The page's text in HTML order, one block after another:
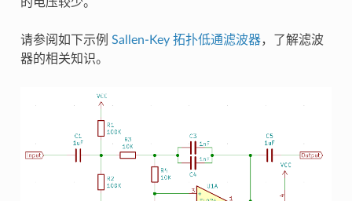
请参阅如下示例 Sallen-Key 拓扑低通滤波器，了解滤波
器的相关知识。